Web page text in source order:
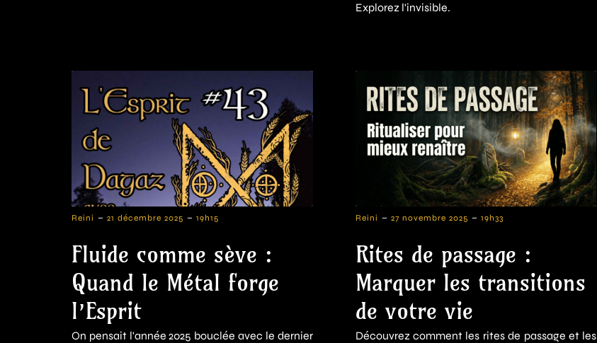
Explorez l'invisible.
Reini - 21 décembre 2025 - 19h15
Fluide comme sève :
Quand le Métal forge
l’Esprit
On pensait l'année 2025 bouclée avec le dernier
Reini - 27 novembre 2025 - 19h33
Rites de passage :
Marquer les transitions
de votre vie
Découvrez comment les rites de passage et les